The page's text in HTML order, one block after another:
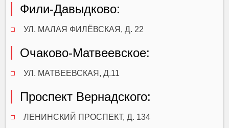
Фили-Давыдково:
УЛ. МАЛАЯ ФИЛЁВСКАЯ, Д. 22
Очаково-Матвеевское:
УЛ. МАТВЕЕВСКАЯ, Д.11
Проспект Вернадского:
ЛЕНИНСКИЙ ПРОСПЕКТ, Д. 134